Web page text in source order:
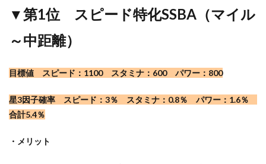
▼第1位 スピード特化SSBA（マイル
～中距離）
目標値 スピード：1100 スタミナ：600 パワー：800
星3因子確率 スピード：3％ スタミナ：0.8％ パワー：1.6％
合計5.4％
・メリット